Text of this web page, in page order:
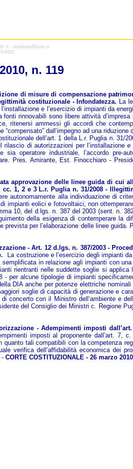
© - AmbienteDiritto.it
9562
n. 119
di misure di compensazione
costituzionale - Infondatezza. La
e l’esercizio di impianti da
rinnovabili sono libere attività
ritenersi ammessi gli accordi che
dall’impegno ad una
dell’art. 1 della L.r. Puglia n. 31/
di autorizzazioni per l’installazione e
operatore industriale, l’accordo pre-
Pres. Amirante, Est. Finocchiaro -
approvazione delle linee guida di cui
1, 2 e 3 L.r. Puglia n. 31/2008 -
autonomamente alla individuazione di
impianti eolici e fotovoltaici, non
10, del d.lgs. n. 387 del 2003 (sent. n.
della esigenza di contemperare la
per l’elaborazione delle linee guida.
- Art. 12 d.lgs. n. 387/2003 -
La costruzione e l’esercizio degli impianti
in relazione agli impianti con
rientranti nelle suddette soglie si
per alcune tipologie di impianti
DIA anche per potenze elettriche
soglie di capacità di generazione e
concerto con il Ministro dell’ambiente e
del Consiglio dei Ministri c. Regione
- Adempimenti imposti
imposti al proponente dall’art. 7,
tali compatibili con la competenza
verifica dell’affidabilità economica dei
-CORTE COSTITUZIONALE - 26 marzo